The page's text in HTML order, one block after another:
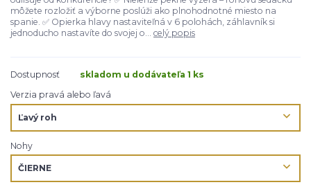
môžete rozložiť a výborne poslúži ako plnohodnotné miesto na
spanie. ✅ Opierka hlavy nastaviteľná v 6 polohách, záhlavník si
jednoducho nastavíte do svojej o... celý popis
Dostupnosť
skladom u dodávateľa 1 ks
Verzia pravá alebo ľavá
Nohy